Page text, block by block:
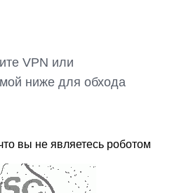
VPN или
ниже для обхода
вы не являетесь роботом